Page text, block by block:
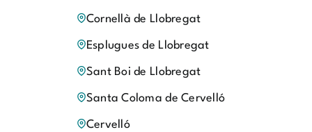
Cornellà de Llobregat
Esplugues de Llobregat
Sant Boi de Llobregat
Santa Coloma de Cervelló
Cervelló